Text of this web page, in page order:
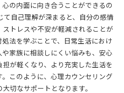
の内面に向き合うことができるの
て自己理解が深まると、自分の感情
トレスや不安が軽減されることが
法を学ぶことで、日常生活におけ
家族に相談しにくい悩みも、安心
が軽くなり、より充実した生活を
このように、心理カウンセリング
切なサポートとなります。